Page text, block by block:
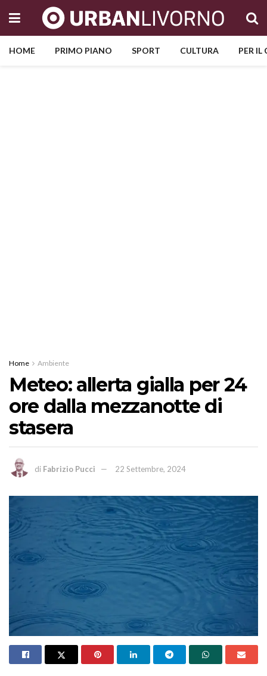
HOME PRIMO PIANO SPORT CULTURA PER
Home Ambiente
Meteo: allerta gialla per 24
ore dalla mezzanotte di
stasera
di Fabrizio Pucci 22 Settembre, 2024